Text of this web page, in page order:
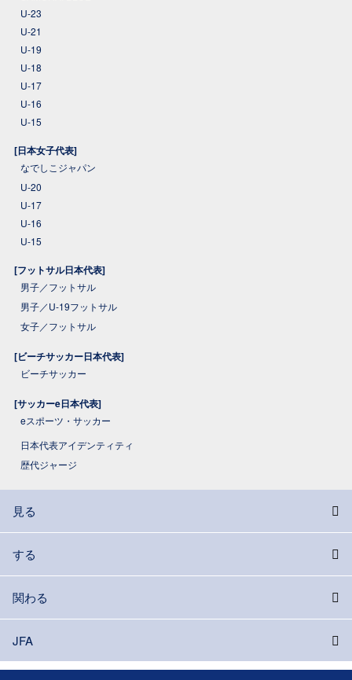
U-23
U-21
U-19
U-18
U-17
U-16
U-15
[日本女子代表]
なでしこジャパン
U-20
U-17
U-16
U-15
[フットサル日本代表]
男子／フットサル
男子／U-19フットサル
女子／フットサル
[ビーチサッカー日本代表]
ビーチサッカー
[サッカーe日本代表]
eスポーツ・サッカー
日本代表アイデンティティ
歴代ジャージ
見る
する
関わる
JFA